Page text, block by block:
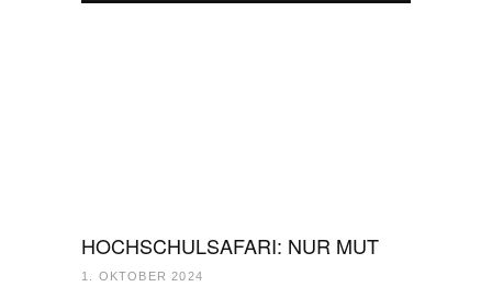
HOCHSCHULSAFARI: NUR MUT
1. OKTOBER 2024